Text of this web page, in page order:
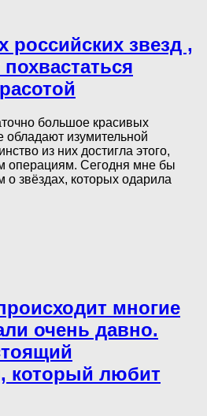
российских звезд ,
большое красивых
обладают изумительной
из них достигла этого,
операциям. Сегодня мне бы
о звёздах, которых одарила
многие
очень давно.
который любит